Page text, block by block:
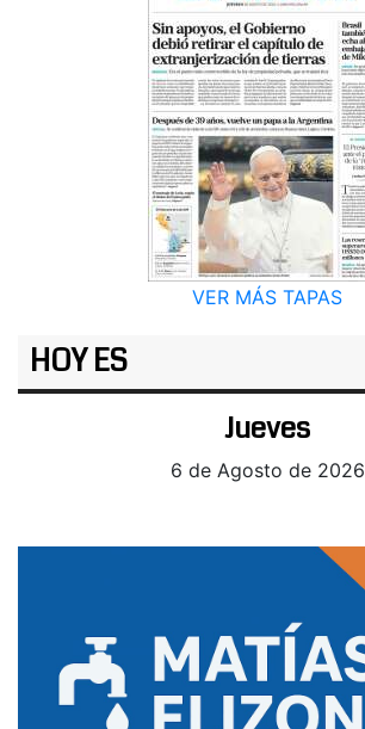
VER MÁS TAPAS
HOY ES
Jueves
6 de Agosto de 2026